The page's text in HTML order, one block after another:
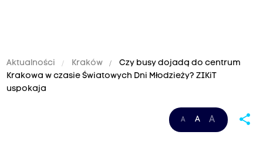
Aktualności Kraków
Czy busy dojadą do centrum
Krakowa w czasie Światowych Dni Młodzieży? ZIKiT
uspokaja
A A A share